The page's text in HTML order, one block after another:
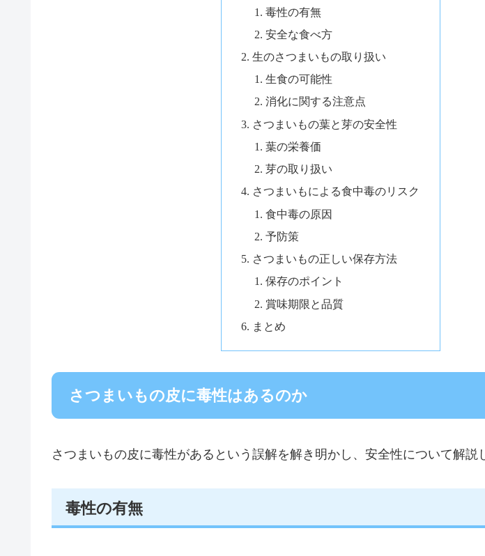
毒性の有無
安全な食べ方
生のさつまいもの取り扱い
生食の可能性
消化に関する注意点
さつまいもの葉と芽の安全性
葉の栄養価
芽の取り扱い
さつまいもによる食中毒のリスク
食中毒の原因
予防策
さつまいもの正しい保存方法
保存のポイント
賞味期限と品質
まとめ
さつまいもの皮に毒性はあるのか
さつまいもの皮に毒性があるという誤解を解き明かし、安全性について解説
毒性の有無